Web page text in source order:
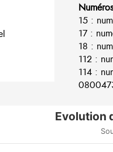
15 :
17 :
18 :
112 :
114 :
Evolution